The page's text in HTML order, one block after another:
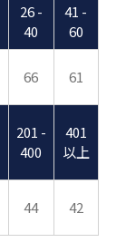
26 -
40
41 -
60
66 61
201 -
400
401
以上
44 42